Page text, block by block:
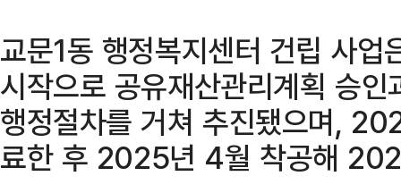
교문1동 행정복지센터 건립 사
시작으로 공유재산관리계획 승
행정절차를 거쳐 추진됐으며,
료한 후 2025년 4월 착공해